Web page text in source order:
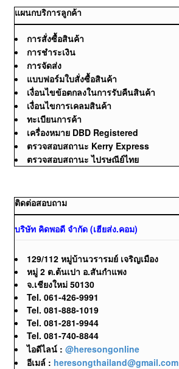
แผนกบริการลูกค้า
การสั่งซื้อสินค้า
การชำระเงิน
การจัดส่ง
แบบฟอร์มใบสั่งซื้อสินค้า
เงื่อนไขข้อตกลงในการรับคืนสินค้า
เงื่อนไขการเคลมสินค้า
ทะเบียนการค้า
เครื่องหมาย DBD Registered
ตรวจสอบสถานะ Kerry Express
ตรวจสอบสถานะ ไปรษณีย์ไทย
ติดต่อสอบถาม
บริษัท คิดพอดี จำกัด (เฮียส่ง.คอม)
129/112 หมู่บ้านวรารมย์ เจริญเมือง
หมู่ 2 ต.ต้นเปา อ.สันกำแพง
จ.เชียงใหม่ 50130
Tel. 061-426-9991
Tel. 081-888-1019
Tel. 081-281-9944
Tel. 081-740-8844
ไอดีไลน์ : @heresongonline
อีเมล์ : heresongthailand@gmail.com